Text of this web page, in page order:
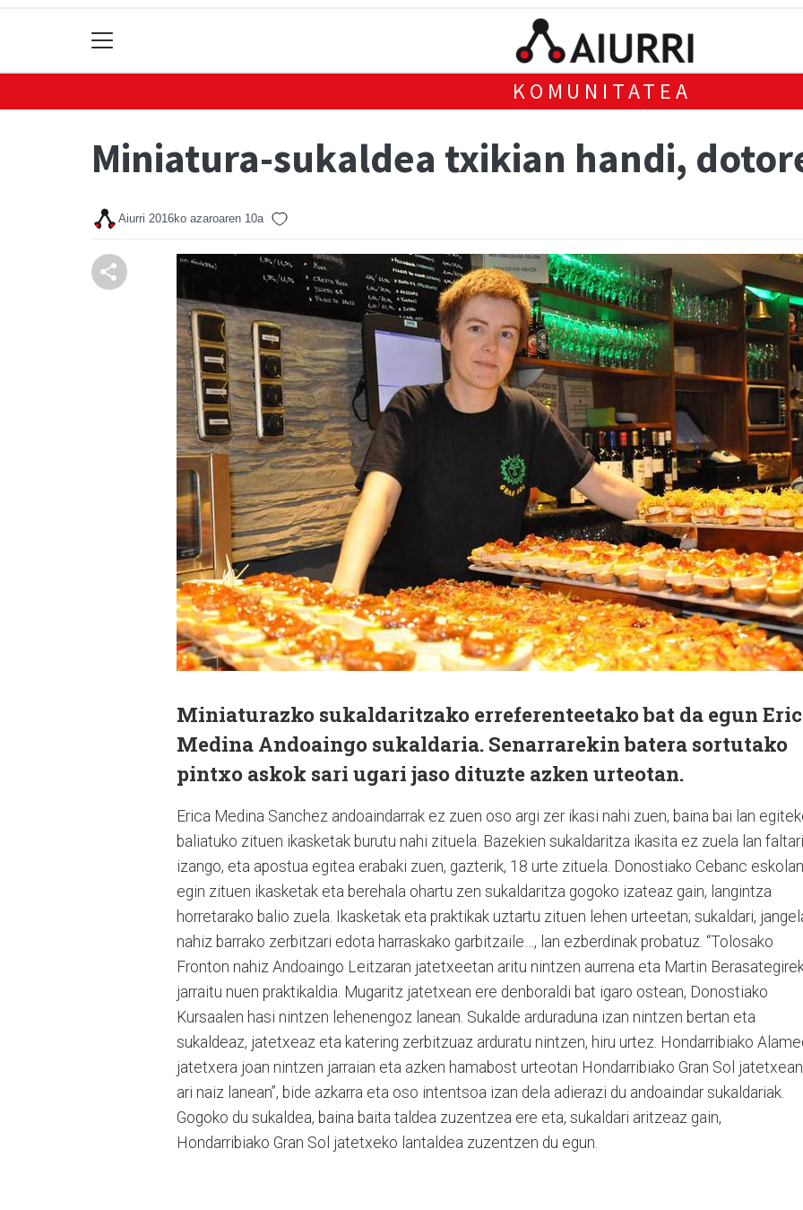
KOMUNITATEA
Miniatura-sukaldea txikian handi,
Aiurri 2016ko azaroaren 10a
Miniaturazko sukaldaritzako erreferenteetako bat da egun
Medina Andoaingo sukaldaria. Senarrarekin batera sortutako
pintxo askok sari ugari jaso dituzte azken urteotan.
Erica Medina Sanchez andoaindarrak ez zuen oso argi zer ikasi nahi zuen, baina bai lan
baliatuko zituen ikasketak burutu nahi zituela. Bazekien sukaldaritza ikasita ez zuela lan
izango, eta apostua egitea erabaki zuen, gazterik, 18 urte zituela. Donostiako Cebanc eskolan
egin zituen ikasketak eta berehala ohartu zen sukaldaritza gogoko izateaz gain, langintza
horretarako balio zuela. Ikasketak eta praktikak uztartu zituen lehen urteetan; sukaldari,
nahiz barrako zerbitzari edota harraskako garbitzaile…, lan ezberdinak probatuz. “Tolosako
Fronton nahiz Andoaingo Leitzaran jatetxeetan aritu nintzen aurrena eta Martin
jarraitu nuen praktikaldia. Mugaritz jatetxean ere denboraldi bat igaro ostean, Donostiako
Kursaalen hasi nintzen lehenengoz lanean. Sukalde arduraduna izan nintzen bertan eta
sukaldeaz, jatetxeaz eta katering zerbitzuaz arduratu nintzen, hiru urtez. Hondarribiako
jatetxera joan nintzen jarraian eta azken hamabost urteotan Hondarribiako Gran Sol jatetxean
ari naiz lanean”, bide azkarra eta oso intentsoa izan dela adierazi du andoaindar sukaldariak.
Gogoko du sukaldea, baina baita taldea zuzentzea ere eta, sukaldari aritzeaz gain,
Hondarribiako Gran Sol jatetxeko lantaldea zuzentzen du egun.